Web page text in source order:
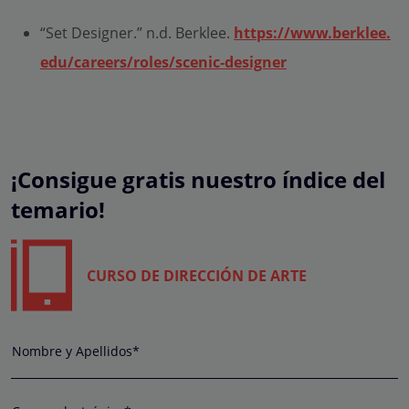
“Set Designer.” n.d. Berklee. https://www.berklee.
edu/careers/roles/scenic-designer
¡Consigue gratis nuestro índice del
temario!
CURSO DE DIRECCIÓN DE ARTE
Nombre y Apellidos*